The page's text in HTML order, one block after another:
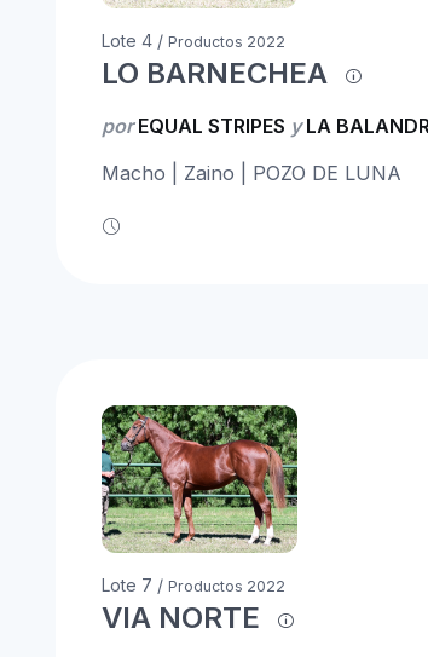
Lote 4 / Productos 2022
LO BARNECHEA
porEQUAL STRIPES yLA
Macho | Zaino | POZO DE LUNA
Lote 7 / Productos 2022
VIA NORTE